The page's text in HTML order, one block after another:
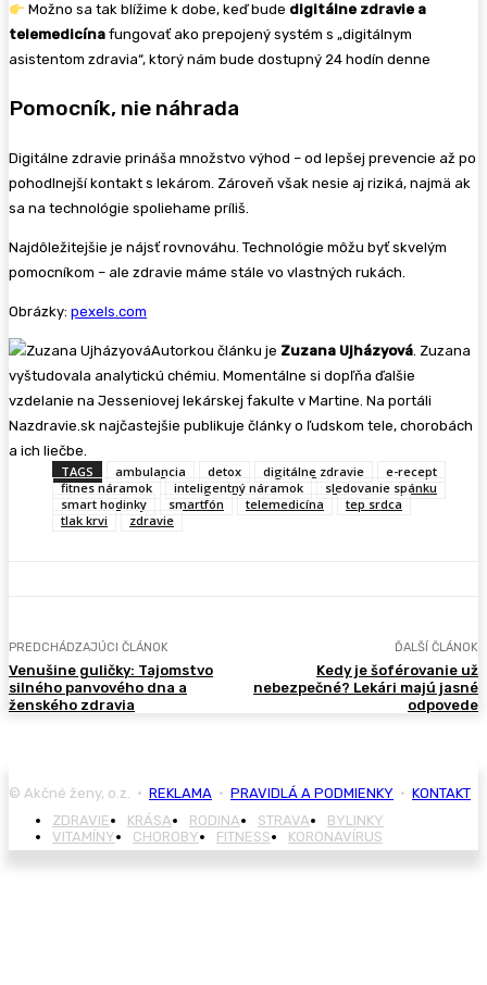
Možno sa tak blížime k dobe, keď bude digitálne zdravie a
telemedicína fungovať ako prepojený systém s „digitálnym
asistentom zdravia“, ktorý nám bude dostupný 24 hodín denne
Pomocník, nie náhrada
Digitálne zdravie prináša množstvo výhod – od lepšej prevencie až po
pohodlnejší kontakt s lekárom. Zároveň však nesie aj riziká, najmä ak
sa na technológie spoliehame príliš.
Najdôležitejšie je nájsť rovnováhu. Technológie môžu byť skvelým
pomocníkom – ale zdravie máme stále vo vlastných rukách.
Obrázky: pexels.com
Autorkou článku je Zuzana Ujházyová . Zuzana
vyštudovala analytickú chémiu. Momentálne si dopľňa ďalšie
vzdelanie na Jesseniovej lekárskej fakulte v Martine. Na portáli
Nazdravie.sk najčastejšie publikuje články o ľudskom tele, chorobách
a ich liečbe.
TAGS
ambulancia detox digitálne zdravie
e-recept
fitnes náramok
inteligentný náramok
sledovanie spánku
smart hodinky
smartfón telemedicína
tep srdca
tlak krvi
zdravie
PREDCHÁDZAJÚCI ČLÁNOK
Venušine guličky: Tajomstvo
silného panvového dna a
ženského zdravia
ĎALŠÍ ČLÁNOK
Kedy je šoférovanie už
nebezpečné? Lekári majú jasné
odpovede
© Akčné ženy, o.z. • REKLAMA • PRAVIDLÁ A PODMIENKY • KONTAKT
ZDRAVIE
KRÁSA RODINA STRAVA
BYLINKY
VITAMÍNY
CHOROBY FITNESS KORONAVÍRUS